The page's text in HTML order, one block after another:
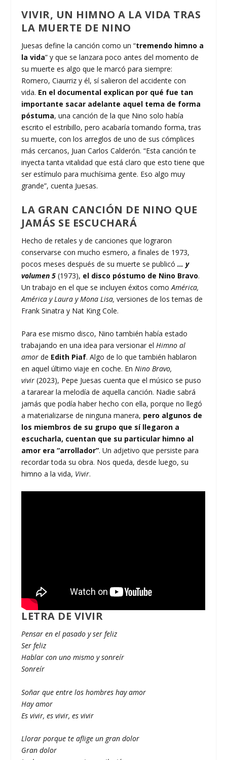
VIVIR, UN HIMNO A LA VIDA TRAS
LA MUERTE DE NINO
Juesas define la canción como un “tremendo himno a
la vida” y que se lanzara poco antes del momento de
su muerte es algo que le marcó para siempre:
Romero, Ciaurriz y él, sí salieron del accidente con
vida. En el documental explican por qué fue tan
importante sacar adelante aquel tema de forma
póstuma, una canción de la que Nino solo había
escrito el estribillo, pero acabaría tomando forma, tras
su muerte, con los arreglos de uno de sus cómplices
más cercanos, Juan Carlos Calderón. “Esta canción te
inyecta tanta vitalidad que está claro que esto tiene que
ser estímulo para muchísima gente. Eso algo muy
grande”, cuenta Juesas.
LA GRAN CANCIÓN DE NINO QUE
JAMÁS SE ESCUCHARÁ
Hecho de retales y de canciones que lograron
conservarse con mucho esmero, a finales de 1973,
pocos meses después de su muerte se publicó… y
volumen 5 (1973), el disco póstumo de Nino Bravo.
Un trabajo en el que se incluyen éxitos como América,
América y Laura y Mona Lisa,versiones de los temas de
Frank Sinatra y Nat King Cole.
Para ese mismo disco, Nino también había estado
trabajando en una idea para versionar elHimno al
amor de Edith Piaf. Algo de lo que también hablaron
en aquel último viaje en coche. EnNino Bravo,
vivir(2023), Pepe Juesas cuenta que el músico se puso
a tararear la melodía de aquella canción. Nadie sabrá
jamás que podía haber hecho con ella, porque no llegó
a materializarse de ninguna manera, pero algunos de
los miembros de su grupo que sí llegaron a
escucharla, cuentan que su particular himno al
amor era “arrollador”. Un adjetivo que persiste para
recordar toda su obra. Nos queda, desde luego, su
himno a la vida, Vivir.
LETRA DE VIVIR
Pensar en el pasado y ser feliz
Ser feliz
Hablar con uno mismo y sonreír
Sonreír
Soñar que entre los hombres hay amor
Hay amor
Es vivir, es vivir, es vivir
Llorar porque te aflige un gran dolor
Gran dolor